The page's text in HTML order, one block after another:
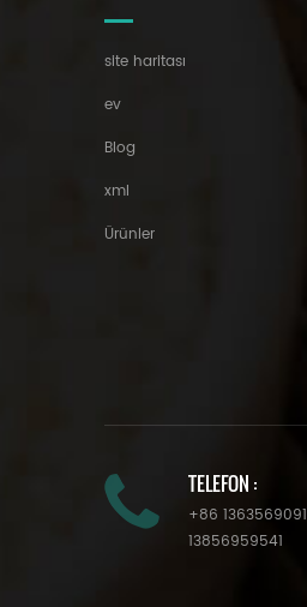
site haritası
ev
Blog
xml
Ürünler
TELEFON :
+86
13856959541